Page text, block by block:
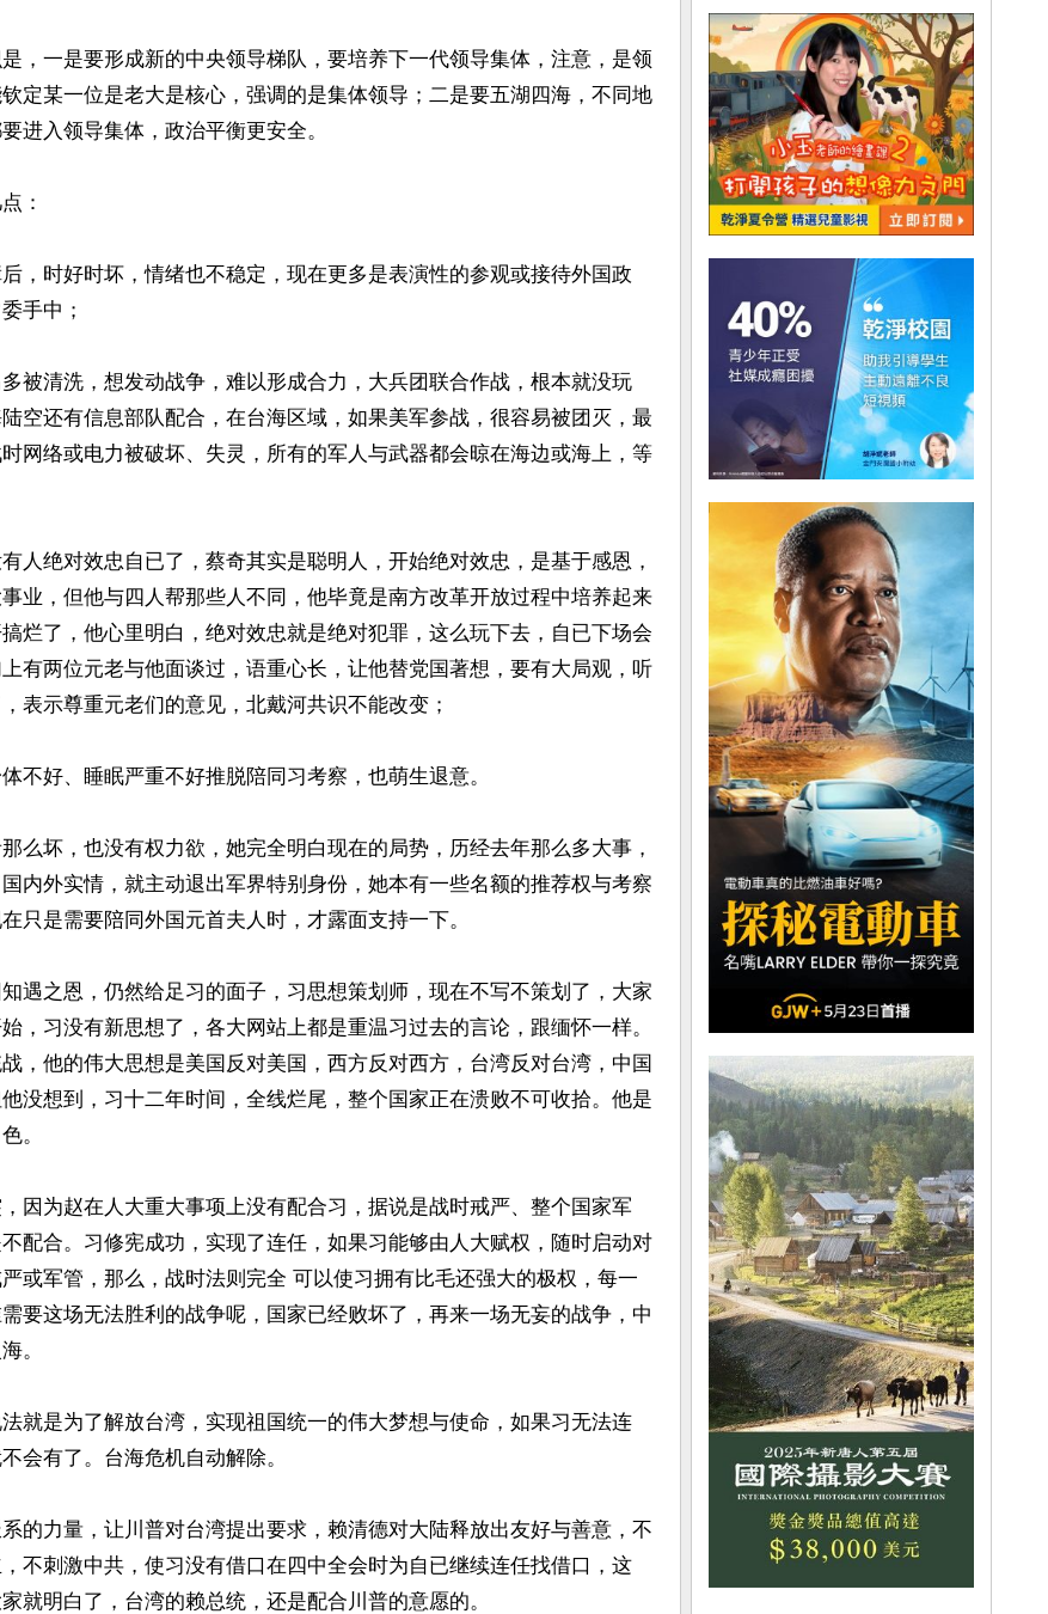
，一是要形成新的中央领导梯队，要培养下一代领导集体，注意，是领
定某一位是老大是核心，强调的是集体领导；二是要五湖四海，不同地
进入领导集体，政治平衡更安全。
：
，时好时坏，情绪也不稳定，现在更多是表演性的参观或接待外国政
手中；
被清洗，想发动战争，难以形成合力，大兵团联合作战，根本就没玩
空还有信息部队配合，在台海区域，如果美军参战，很容易被团灭，最
网络或电力被破坏、失灵，所有的军人与武器都会晾在海边或海上，等
人绝对效忠自已了，蔡奇其实是聪明人，开始绝对效忠，是基于感恩，
业，但他与四人帮那些人不同，他毕竟是南方改革开放过程中培养起来
烂了，他心里明白，绝对效忠就是绝对犯罪，这么玩下去，自已下场会
有两位元老与他面谈过，语重心长，让他替党国著想，要有大局观，听
表示尊重元老们的意见，北戴河共识不能改变；
不好、睡眠严重不好推脱陪同习考察，也萌生退意。
么坏，也没有权力欲，她完全明白现在的局势，历经去年那么多大事，
内外实情，就主动退出军界特别身份，她本有一些名额的推荐权与考察
只是需要陪同外国元首夫人时，才露面支持一下。
遇之恩，仍然给足习的面子，习思想策划师，现在不写不策划了，大家
，习没有新思想了，各大网站上都是重温习过去的言论，跟缅怀一样。
，他的伟大思想是美国反对美国，西方反对西方，台湾反对台湾，中国
没想到，习十二年时间，全线烂尾，整个国家正在溃败不可收拾。他是
。
因为赵在人大重大事项上没有配合习，据说是战时戒严、整个国家军
配合。习修宪成功，实现了连任，如果习能够由人大赋权，随时启动对
或军管，那么，战时法则完全 可以使习拥有比毛还强大的极权，每一
要这场无法胜利的战争呢，国家已经败坏了，再来一场无妄的战争，中
。
就是为了解放台湾，实现祖国统一的伟大梦想与使命，如果习无法连
会有了。台海危机自动解除。
的力量，让川普对台湾提出要求，赖清德对大陆释放出友好与善意，不
不刺激中共，使习没有借口在四中全会时为自已继续连任找借口，这
就明白了，台湾的赖总统，还是配合川普的意愿的。